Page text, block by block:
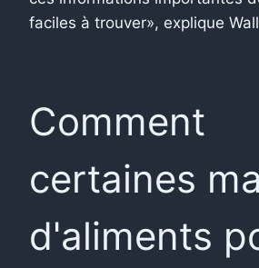
faciles à trouver», explique
Comment
certaines
d'aliments